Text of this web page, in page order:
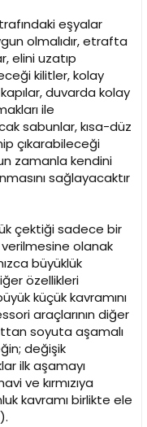
eşyalar
olmalıdır, etrafta
elini uzatıp
kilitler, kolay
duvarda kolay
ile
sabunlar, kısa-düz
çıkarabileceği
zamanla kendini
sağlayacaktır
çektiği sadece bir
olanak
büyüklük
özellikleri
küçük kavramını
araçlarının diğer
soyuta aşamalı
değişik
ilk aşamayı
ve kırmızıya
kavramı birlikte ele